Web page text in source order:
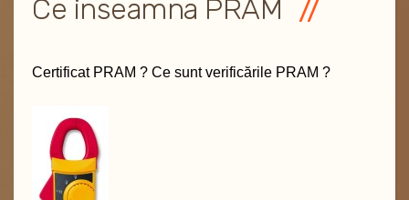
Ce inseamna PRAM
Certificat PRAM ? Ce sunt verificările PRAM ?